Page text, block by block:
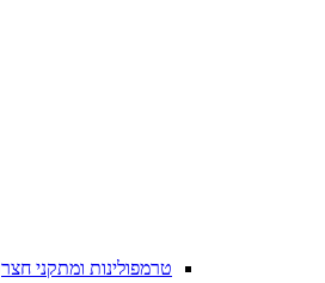
טרמפולינות ומתקני חצר